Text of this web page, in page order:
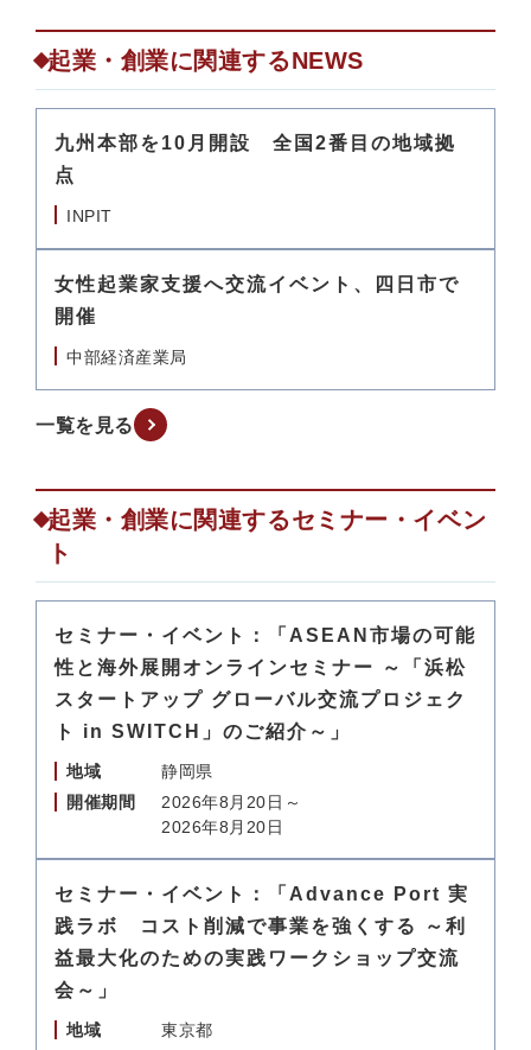
起業・創業に関連するNEWS
九州本部を10月開設 全国2番目の地域拠
点
INPIT
女性起業家支援へ交流イベント、四日市で
開催
中部経済産業局
一覧を見る
起業・創業に関連するセミナー・イベン
ト
セミナー・イベント：「ASEAN市場の可能
性と海外展開オンラインセミナー ～「浜松
スタートアップ グローバル交流プロジェク
ト in SWITCH」のご紹介～」
地域
静岡県
開催期間
2026年8月20日～
2026年8月20日
セミナー・イベント：「Advance Port 実
践ラボ コスト削減で事業を強くする ～利
益最大化のための実践ワークショップ交流
会～」
地域
東京都